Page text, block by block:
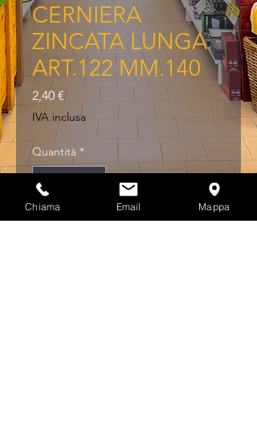
CERNIERA
ZINCATA LUNGA
ART.122 MM.140
2,40 €Prezzo
IVA inclusa
Quantità *
Chiama Email Mappa